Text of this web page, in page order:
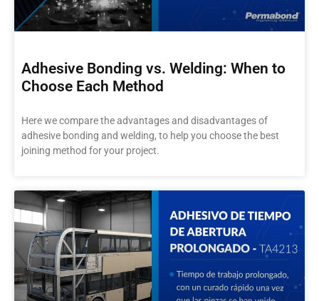
Adhesive Bonding vs. Welding: When to
Choose Each Method
Here we compare the advantages and disadvantages of
adhesive bonding and welding, to help you choose the best
joining method for your project.